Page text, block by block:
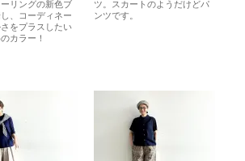
リングの新色ブ
、コーディネー
さをプラスしたい
カラー！
ツ。スカートのようだけどパ
ンツです。